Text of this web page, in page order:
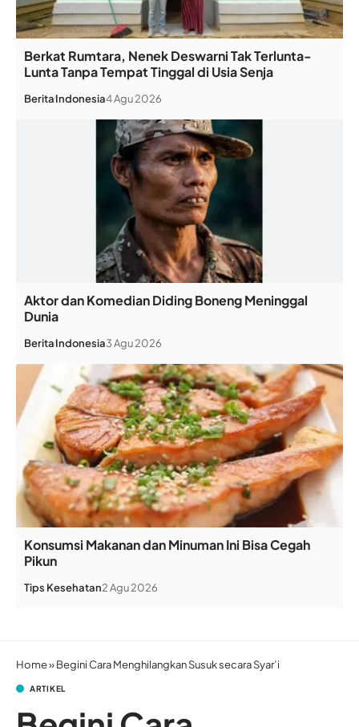
Berkat Rumtara, Nenek Deswarni Tak Terlunta-
Lunta Tanpa Tempat Tinggal di Usia Senja
BeritaIndonesia4 Agu 2026
Aktor dan Komedian Diding Boneng Meninggal
Dunia
BeritaIndonesia3 Agu 2026
Konsumsi Makanan dan Minuman Ini Bisa Cegah
Pikun
Tips Kesehatan2 Agu 2026
Home»Begini Cara Menghilangkan Susuk secara Syar’i
ARTIKEL